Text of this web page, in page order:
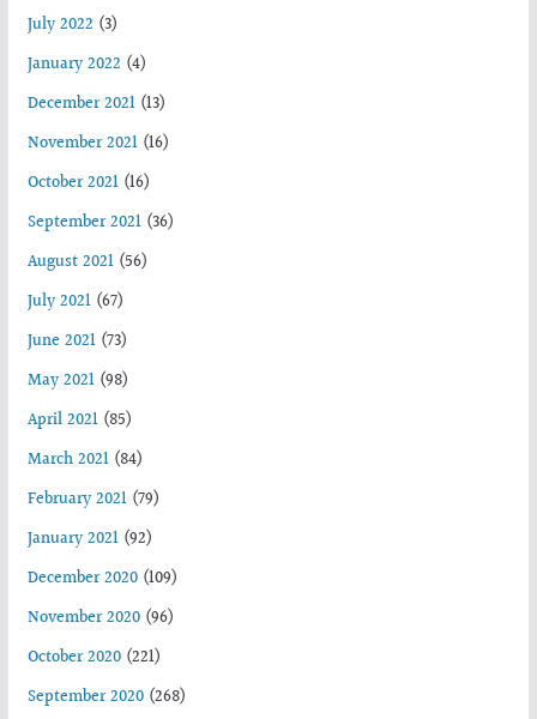
July 2022 (3)
January 2022 (4)
December 2021(13)
November 2021(16)
October 2021(16)
September 2021(36)
August 2021(56)
July 2021(67)
June 2021(73)
May 2021(98)
April 2021(85)
March 2021(84)
February 2021(79)
January 2021(92)
December 2020(109)
November 2020(96)
October 2020(221)
September 2020(268)